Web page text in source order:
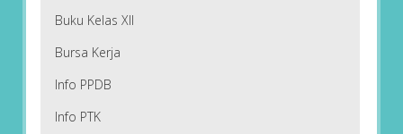
Buku Kelas XII
Bursa Kerja
Info PPDB
Info PTK